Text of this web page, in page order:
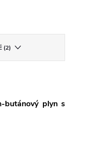
(2)
butánový plyn s